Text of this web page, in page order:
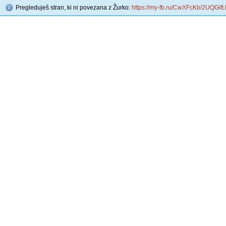
Pregleduješ stran, ki ni povezana z Žurko: https://my-fb.ru/CwXFcKb/